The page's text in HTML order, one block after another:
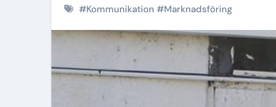
#Kommunikation #Marknadsföring